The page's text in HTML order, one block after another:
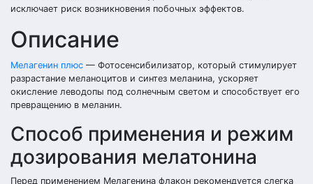
исключает риск возникновения побочных эффектов.
Описание
Мелагенин плюс — Фотосенсибилизатор, который стимулирует
разрастание меланоцитов и синтез меланина, ускоряет
окисление леводопы под солнечным светом и способствует его
превращению в меланин.
Способ применения и режим
дозирования мелатонина
Перед применением Мелагенина флакон рекомендуется слегка